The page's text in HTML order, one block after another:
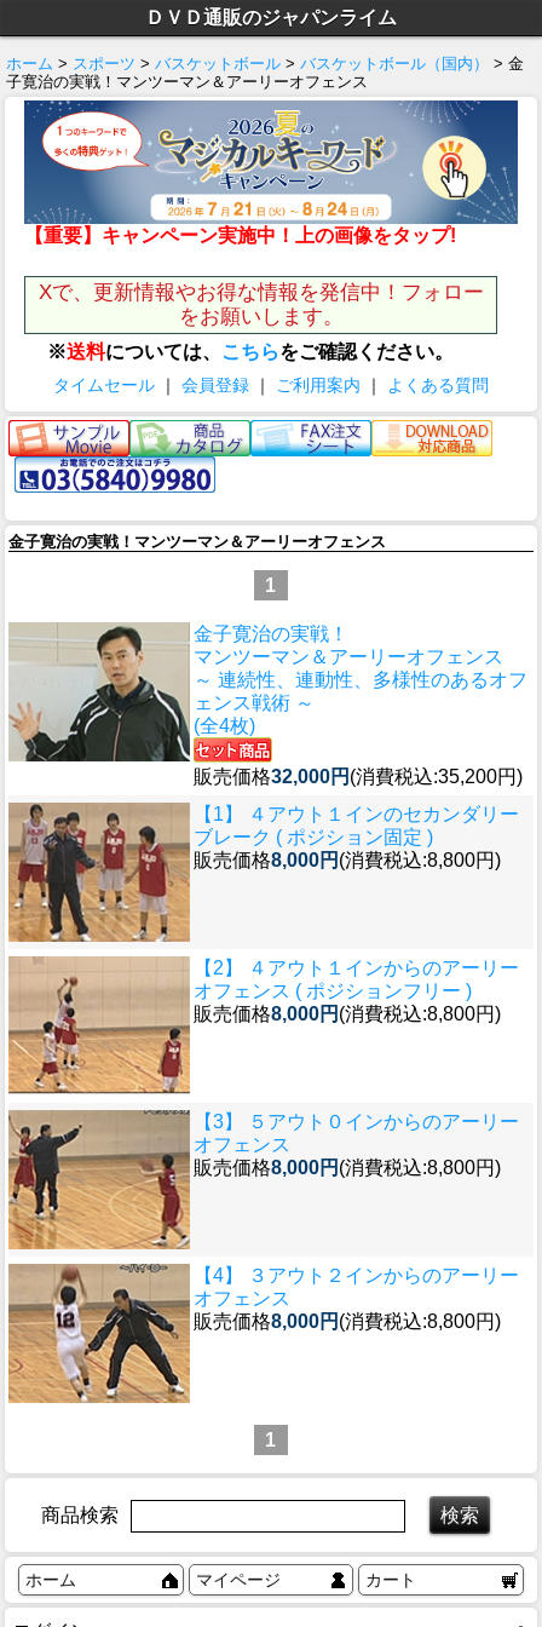
ＤＶＤ通販のジャパンライム
ホーム > スポーツ > バスケットボール > バスケットボール（国内）
> 金
子寛治の実戦！マンツーマン＆アーリーオフェンス
【重要】キャンペーン実施中！上の画像をタップ!
Xで、更新情報やお得な情報を発信中！フォロー
をお願いします。
※送料については、 こちらをご確認ください。
タイムセール ｜ 会員登録 ｜ ご利用案内 ｜ よくある質問
金子寛治の実戦！マンツーマン＆アーリーオフェンス
1
金子寛治の実戦！
マンツーマン＆アーリーオフェンス
～ 連続性、連動性、多様性のあるオフ
ェンス戦術 ～
(全4枚)
販売価格32,000円 (消費税込:35,200円)
【1】 ４アウト１インのセカンダリー
ブレーク ( ポジション固定 )
販売価格8,000円 (消費税込:8,800円)
【2】 ４アウト１インからのアーリー
オフェンス ( ポジションフリー )
販売価格8,000円 (消費税込:8,800円)
【3】 ５アウト０インからのアーリー
オフェンス
販売価格8,000円 (消費税込:8,800円)
【4】 ３アウト２インからのアーリー
オフェンス
販売価格8,000円 (消費税込:8,800円)
1
商品検索
ホーム マイページ カート